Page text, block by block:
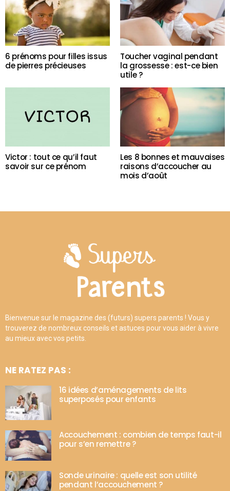
6 prénoms pour filles issus
de pierres précieuses
Toucher vaginal pendant
la grossesse : est-ce bien
utile ?
Victor : tout ce qu’il faut
savoir sur ce prénom
Les 8 bonnes et mauvaises
raisons d’accoucher au
mois d’août
Bienvenue sur le magazine des (futurs) supers parents ! Vous y
trouverez de nombreux conseils et astuces pour vous aider à vivre
au mieux avec vos petits.
NE RATEZ PAS :
16 idées d’aménagements de lits
superposés pour enfants
Accouchement : combien de temps faut-il
pour s’en remettre ?
Sonde urinaire : quelle est son utilité
pendant l’accouchement ?